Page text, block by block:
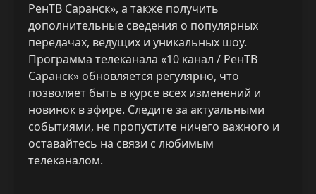
РенТВ Саранск», а также получить
дополнительные сведения о популярных
передачах, ведущих и уникальных шоу.
Программа телеканала «10 канал / РенТВ
Саранск» обновляется регулярно, что
позволяет быть в курсе всех изменений и
новинок в эфире. Следите за актуальными
событиями, не пропустите ничего важного и
оставайтесь на связи с любимым
телеканалом.